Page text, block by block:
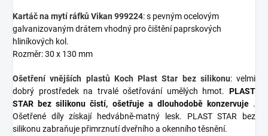
Kartáč na mytí ráfků Vikan 999224:s pevným ocelovým
galvanizovaným drátem vhodný pro čištěnípaprskových
hliníkových kol.
Rozměr: 30 x 130 mm
Ošetření vnějších plastů Koch Plast Star bez silikonu: velmi
dobrý prostředek na trvalé ošetřování umělých hmot. PLAST
STAR bez silikonu čistí, ošetřuje a dlouhodobě konzervuje .
Ošetřené díly získají hedvábně-matný lesk. PLAST STAR bez
silikonu zabraňuje přimrznutí dveřního a okenního těsnění.